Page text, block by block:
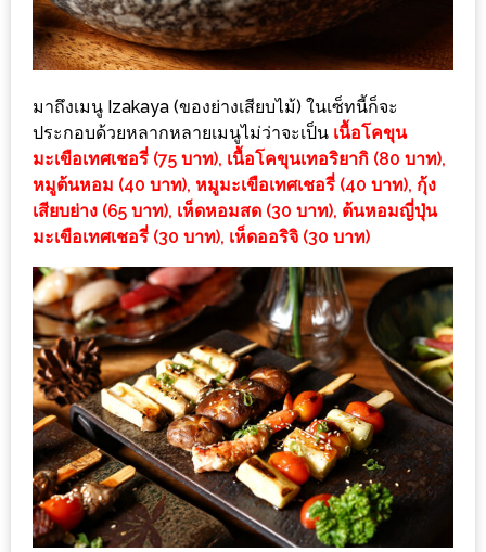
กับ
แผนที่
หมู
กระทะ
ทั่ว
เชียงใหม่
งบ
ไม่
บาน
ปลาย
อิ่ม
ชิ
ลล์
ไม่
เกิน
200
บาท
มาถึงเมนู Izakaya (ของย่างเสียบไม้) ในเซ็ทนี้ก็จะ
ประกอบด้วยหลากหลายเมนูไม่ว่าจะเป็น เนื้อโคขุน
มะเขือเทศเชอรี่ (75 บาท), เนื้อโคขุนเทอริยากิ (80 บาท),
หมูต้นหอม (40 บาท), หมูมะเขือเทศเชอรี่ (40 บาท), กุ้ง
เสียบย่าง (65 บาท), เห็ดหอมสด (30 บาท), ต้นหอมญี่ปุ่น
มะเขือเทศเชอรี่ (30 บาท), เห็ดออริจิ (30 บาท)